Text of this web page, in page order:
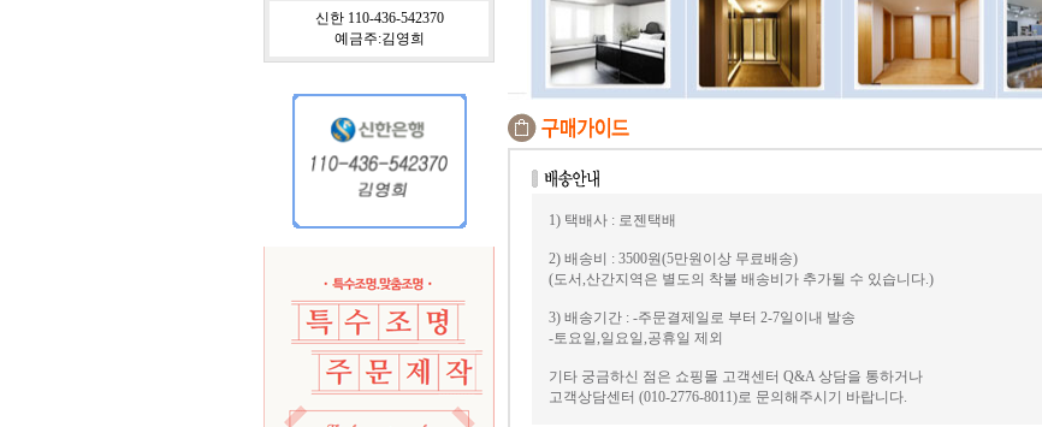
신한 110-436-542370
예금주:김영희
1) 택배사 : 로젠택배
2) 배송비 : 3500원(5만원이상 무료배송)
(도서,산간지역은 별도의 착불 배송비가 추가될 수 있습니다.)
3) 배송기간 : -주문결제일로 부터 2-7일이내 발송
-토요일,일요일,공휴일 제외
기타 궁금하신 점은 쇼핑몰 고객센터 Q&A 상담을 통하거나
고객상담센터 (010-2776-8011)로 문의해주시기 바랍니다.